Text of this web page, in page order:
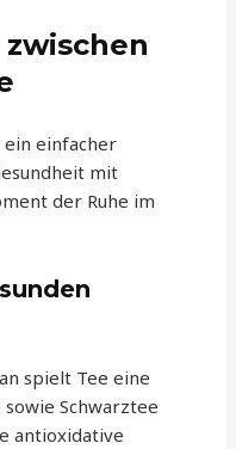
einfacher
mit
der Ruhe im
spielt Tee eine
Schwarztee
antioxidative